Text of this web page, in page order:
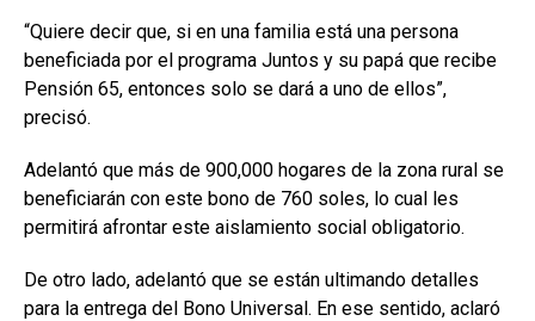
“Quiere decir que, si en una familia está una persona
beneficiada por el programa Juntos y su papá que recibe
Pensión 65, entonces solo se dará a uno de ellos”,
precisó.
Adelantó que más de 900,000 hogares de la zona rural se
beneficiarán con este bono de 760 soles, lo cual les
permitirá afrontar este aislamiento social obligatorio.
De otro lado, adelantó que se están ultimando detalles
para la entrega del Bono Universal. En ese sentido, aclaró